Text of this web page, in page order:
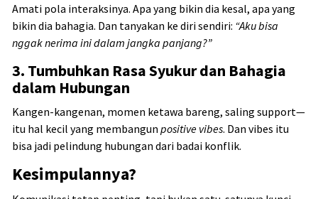
Amati pola interaksinya. Apa yang bikin dia kesal, apa yang
bikin dia bahagia. Dan tanyakan ke diri sendiri: “Aku bisa
nggak nerima ini dalam jangka panjang?”
3. Tumbuhkan Rasa Syukur dan Bahagia
dalam Hubungan
Kangen-kangenan, momen ketawa bareng, saling support—
itu hal kecil yang membangun positive vibes. Dan vibes itu
bisa jadi pelindung hubungan dari badai konflik.
Kesimpulannya?